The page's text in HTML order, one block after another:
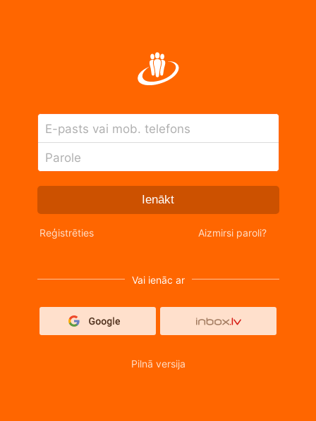
E-pasts vai mob. telefons
Parole
Ienākt
Reģistrēties Aizmirsi paroli?
Vai ienāc ar
Pilnā versija